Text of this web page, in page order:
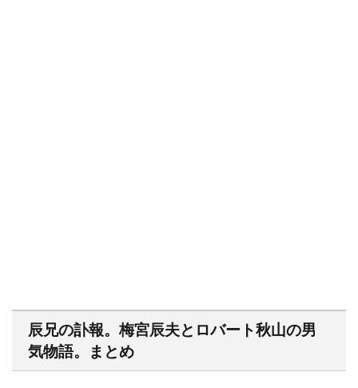
辰兄の訃報。梅宮辰夫とロバート秋山の男
気物語。まとめ